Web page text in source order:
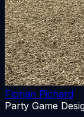
Florian Pichard
Party Game